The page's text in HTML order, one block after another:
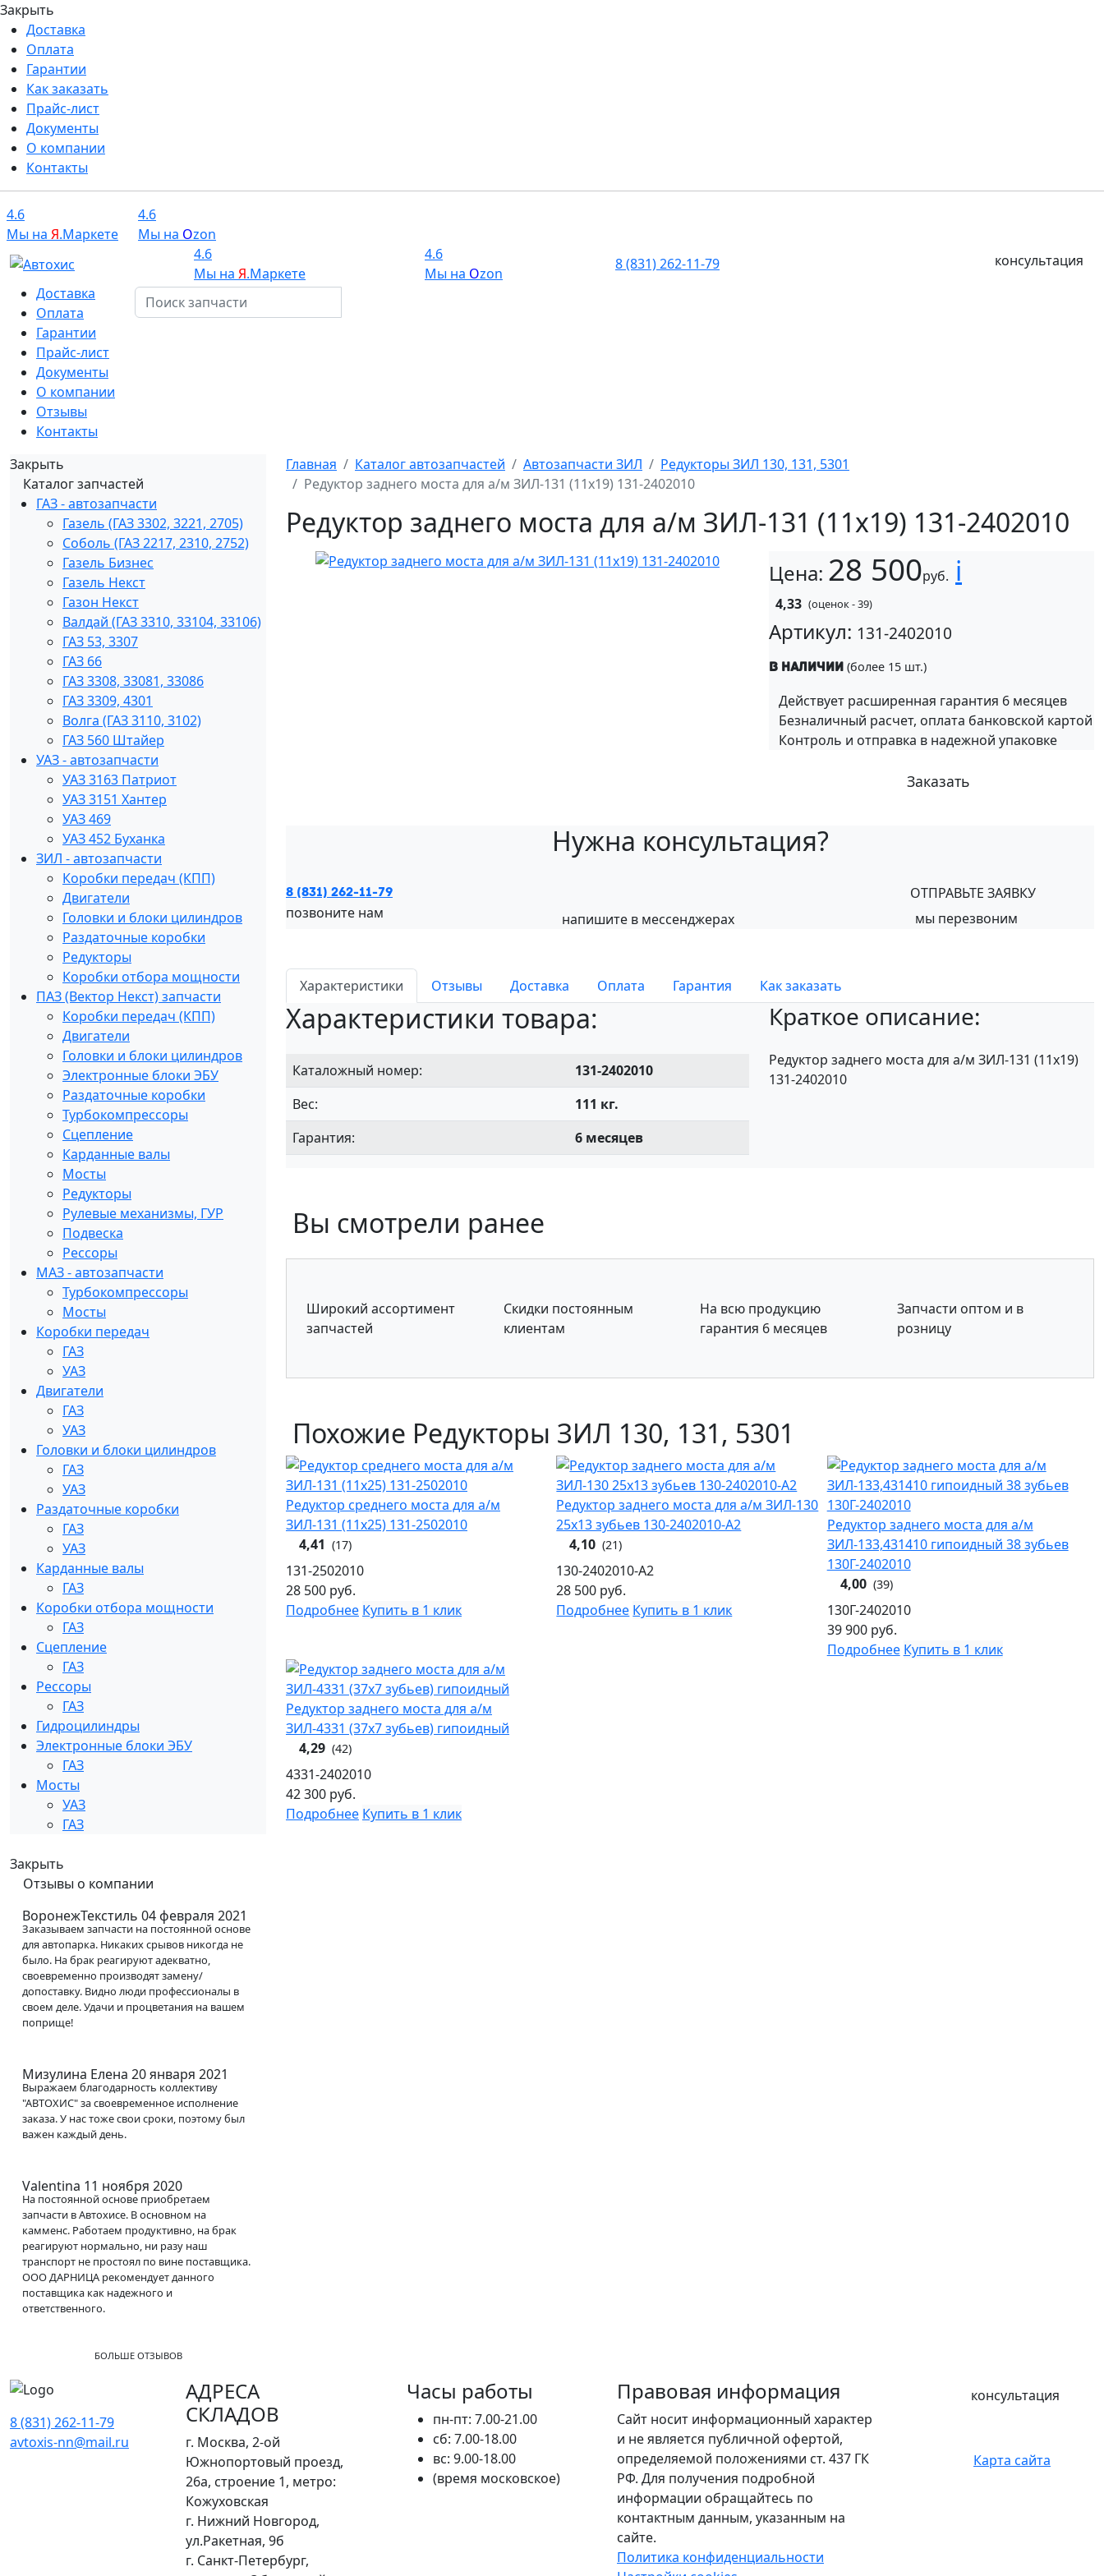
Закрыть
Доставка
Оплата
Гарантии
Как заказать
Прайс-лист
Документы
О компании
Контакты
4.6
Мы на Я.Маркете
4.6
Мы на Ozon
4.6
Мы на Я.Маркете
4.6
Мы на Ozon
8 (831) 262-11-79
консультация
Доставка
Оплата
Гарантии
Прайс-лист
Документы
О компании
Отзывы
Контакты
Закрыть
Каталог запчастей
ГАЗ - автозапчасти
Газель (ГАЗ 3302, 3221, 2705)
Соболь (ГАЗ 2217, 2310, 2752)
Газель Бизнес
Газель Некст
Газон Некст
Валдай (ГАЗ 3310, 33104, 33106)
ГАЗ 53, 3307
ГАЗ 66
ГАЗ 3308, 33081, 33086
ГАЗ 3309, 4301
Волга (ГАЗ 3110, 3102)
ГАЗ 560 Штайер
УАЗ - автозапчасти
УАЗ 3163 Патриот
УАЗ 3151 Хантер
УАЗ 469
УАЗ 452 Буханка
ЗИЛ - автозапчасти
Коробки передач (КПП)
Двигатели
Головки и блоки цилиндров
Раздаточные коробки
Редукторы
Коробки отбора мощности
ПАЗ (Вектор Некст) запчасти
Коробки передач (КПП)
Двигатели
Головки и блоки цилиндров
Электронные блоки ЭБУ
Раздаточные коробки
Турбокомпрессоры
Сцепление
Карданные валы
Мосты
Редукторы
Рулевые механизмы, ГУР
Подвеска
Рессоры
МАЗ - автозапчасти
Турбокомпрессоры
Мосты
Коробки передач
ГАЗ
УАЗ
Двигатели
ГАЗ
УАЗ
Головки и блоки цилиндров
ГАЗ
УАЗ
Раздаточные коробки
ГАЗ
УАЗ
Карданные валы
ГАЗ
Коробки отбора мощности
ГАЗ
Сцепление
ГАЗ
Рессоры
ГАЗ
Гидроцилиндры
Электронные блоки ЭБУ
ГАЗ
Мосты
УАЗ
ГАЗ
Закрыть
Отзывы о компании
ВоронежТекстиль 04 февраля 2021
Заказываем запчасти на постоянной основе
для автопарка. Никаких срывов никогда не
было. На брак реагируют адекватно,
своевременно производят замену/
допоставку. Видно люди профессионалы в
своем деле. Удачи и процветания на вашем
поприще!
Мизулина Елена 20 января 2021
Выражаем благодарность коллективу
"АВТОХИС" за своевременное исполнение
заказа. У нас тоже свои сроки, поэтому был
важен каждый день.
Valentina 11 ноября 2020
На постоянной основе приобретаем
запчасти в Автохисе. В основном на
камменс. Работаем продуктивно, на брак
реагируют нормально, ни разу наш
транспорт не простоял по вине поставщика.
ООО ДАРНИЦА рекомендует данного
поставщика как надежного и
ответственного.
БОЛЬШЕ ОТЗЫВОВ
Главная Каталог автозапчастей Автозапчасти ЗИЛ
Редукторы ЗИЛ 130, 131, 5301
Редуктор заднего моста для а/м ЗИЛ-131 (11х19) 131-2402010
Редуктор заднего моста для а/м ЗИЛ-131 (11х19) 131-2402010
Цена: 28 500руб. i
4,33 (оценок - 39)
Артикул: 131-2402010
В наличии (более 15 шт.)
Действует расширенная гарантия 6 месяцев
Безналичный расчет, оплата банковской картой
Контроль и отправка в надежной упаковке
Заказать
Нужна консультация?
8 (831) 262-11-79
позвоните нам напишите в мессенджерах
ОТПРАВЬТЕ ЗАЯВКУ
мы перезвоним
Характеристики Отзывы Доставка Оплата Гарантия Как заказать
Характеристики товара:
Каталожный номер:
131-2402010
Вес:
111 кг.
Гарантия:
6 месяцев
Краткое описание:
Редуктор заднего моста для а/м ЗИЛ-131 (11х19)
131-2402010
Вы смотрели ранее
Широкий ассортимент
запчастей
Скидки постоянным
клиентам
На всю продукцию
гарантия 6 месяцев
Запчасти оптом и в
розницу
Похожие Редукторы ЗИЛ 130, 131, 5301
Редуктор среднего моста для а/м
ЗИЛ-131 (11х25) 131-2502010
4,41 (17)
131-2502010
28 500 руб.
Подробнее Купить в 1 клик
Редуктор заднего моста для а/м ЗИЛ-130
25х13 зубьев 130-2402010-А2
4,10 (21)
130-2402010-А2
28 500 руб.
Подробнее Купить в 1 клик
Редуктор заднего моста для а/м
ЗИЛ-133,431410 гипоидный 38 зубьев
130Г-2402010
4,00 (39)
130Г-2402010
39 900 руб.
Подробнее Купить в 1 клик
Редуктор заднего моста для а/м
ЗИЛ-4331 (37х7 зубьев) гипоидный
4,29 (42)
4331-2402010
42 300 руб.
Подробнее Купить в 1 клик
8 (831) 262-11-79
avtoxis-nn@mail.ru
АДРЕСА
СКЛАДОВ
г. Москва, 2-ой
Южнопортовый проезд,
26а, строение 1, метро:
Кожуховская
г. Нижний Новгород,
ул.Ракетная, 9б
г. Санкт-Петербург,
Часы работы
пн-пт: 7.00-21.00
сб: 7.00-18.00
вс: 9.00-18.00
(время московское)
Правовая информация
Сайт носит информационный характер
и не является публичной офертой,
определяемой положениями ст. 437 ГК
РФ. Для получения подробной
информации обращайтесь по
контактным данным, указанным на
сайте.
Политика конфиденциальности
консультация
Карта сайта